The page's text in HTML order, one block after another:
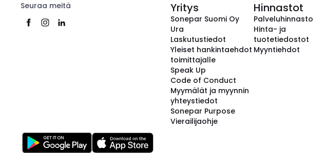
Seuraa meitä Yritys
Sonepar Suomi Oy
Ura
Laskutustiedot
Yleiset hankintaehdot
toimittajalle
Speak Up
Code of Conduct
Myymälät ja myynnin
yhteystiedot
Sonepar Purpose
Vierailijaohje
Hinnastot
Palveluhinnasto
Hinta- ja
tuotetiedostot
Myyntiehdot